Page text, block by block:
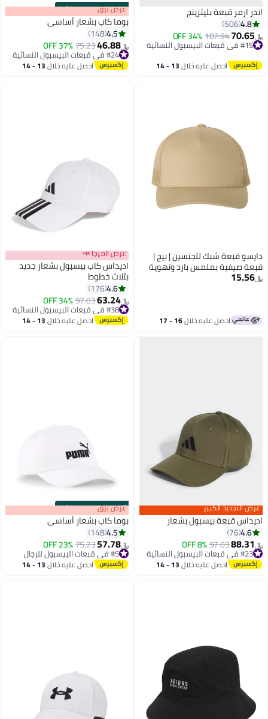
اندر ارمر قبعة بليتزينج
4.8
506
﷼‏70.65
107.94
34% OFF
#15 في قبعات البيسبول النسائية
احصل عليه خلال 13 - 14
00m:00s
·
100% Left
9
عرض برق
بوما كاب بشعار أساسي
4.5
148
﷼‏46.88
75.23
37% OFF #24 في قبعات البيسبول النسائية
بتخلّص بسرعة
#24 في قبعات البيسبول النسائية احصل عليه خلال 13 - 14
دايسو قبعة شبك للجنسين | بيج |
قبعة صيفية بملمس بارد وتهوية
للحماية من الشمس
﷼‏15.56
احصل عليه خلال 16 - 17
11
عرض الميجا 📣
اديداس كاب بيسبول بشعار جديد
بثلاث خطوط
4.6
176
﷼‏63.24
97.03
34% OFF #38 في قبعات البيسبول النسائية
أقل سعر في 7 يوم
#38 في قبعات البيسبول النسائية احصل عليه خلال 13 - 14
5
عرض التجديد الكبير
اديداس قبعة بيسبول بشعار
4.6
76
﷼‏88.31
97.03
8% OFF #23 في قبعات البيسبول النسائية
أقل سعر في 30 يوم
#23 في قبعات البيسبول النسائية احصل عليه خلال 13 - 14
00m:00s
·
100% Left
9
عرض برق
بوما كاب بشعار أساسي
4.5
148
﷼‏57.78
75.23
23% OFF
#5 في قبعات البيسبول للرجال
#5 في قبعات البيسبول للرجال احصل عليه خلال 13 - 14